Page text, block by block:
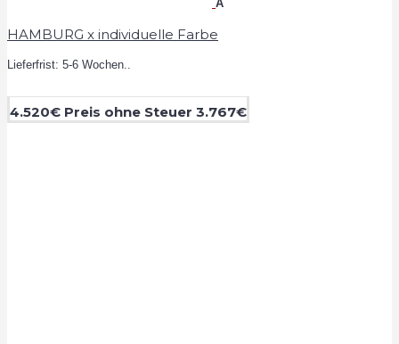
A
HAMBURG x individuelle Farbe
Lieferfrist: 5-6 Wochen..
4.520€ Preis ohne Steuer 3.767€